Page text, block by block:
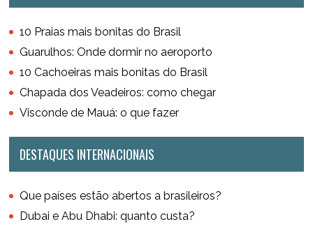
10 Praias mais bonitas do Brasil
Guarulhos: Onde dormir no aeroporto
10 Cachoeiras mais bonitas do Brasil
Chapada dos Veadeiros: como chegar
Visconde de Mauá: o que fazer
DESTAQUES INTERNACIONAIS
Que países estão abertos a brasileiros?
Dubai e Abu Dhabi: quanto custa?